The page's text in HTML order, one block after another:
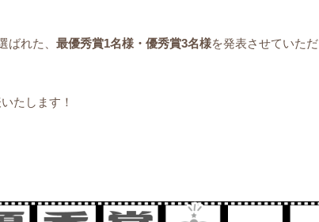
ばれた、 最優秀賞1名様・優秀賞3名様を発表させていただ
たします！